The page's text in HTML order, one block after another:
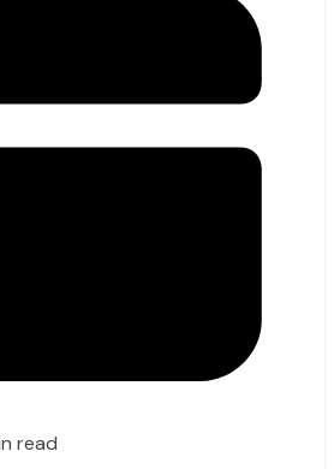
read